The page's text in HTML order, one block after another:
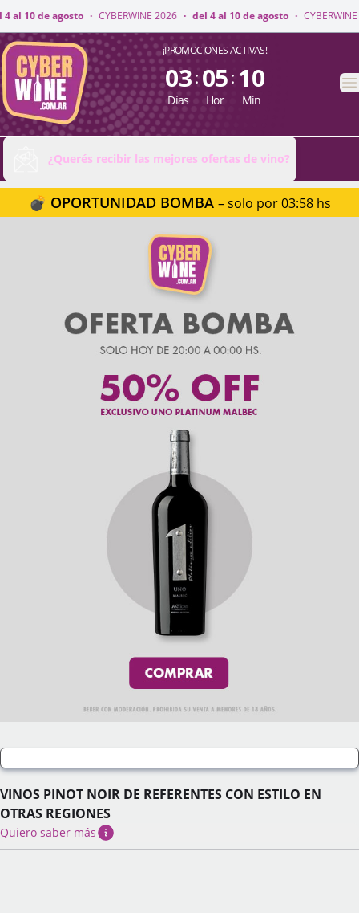
2026 · del 4 al 10 de agosto · CYBERWINE 2026 · del 4 al 10 de agosto
CyberWine ¡PROMOCIONES ACTIVAS!
03
Días
: 05
Hor
: 10
Min
¿Querés recibir las mejores ofertas de vino?
💣 OPORTUNIDAD BOMBA – solo por 03:58 hs
VINOS PINOT NOIR DE REFERENTES CON ESTILO EN
OTRAS REGIONES
Quiero saber más